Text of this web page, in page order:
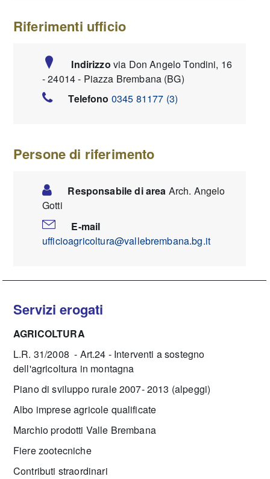
Riferimenti ufficio
Indirizzo via Don Angelo Tondini, 16
- 24014 - Piazza Brembana (BG)
Telefono 0345 81177 (3)
Persone di riferimento
Responsabile di area Arch. Angelo
Gotti
E-mail
ufficioagricoltura@vallebrembana.bg.it
Servizi erogati
AGRICOLTURA
L.R. 31/2008 - Art.24 - Interventi a sostegno
dell'agricoltura in montagna
Piano di sviluppo rurale 2007- 2013 (alpeggi)
Albo imprese agricole qualificate
Marchio prodotti Valle Brembana
Fiere zootecniche
Contributi straordinari